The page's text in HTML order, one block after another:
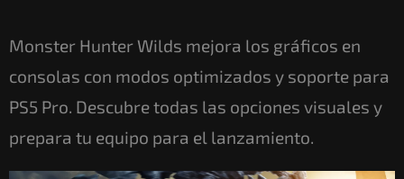
Monster Hunter Wilds mejora los gráficos en
consolas con modos optimizados y soporte para
PS5 Pro. Descubre todas las opciones visuales y
prepara tu equipo para el lanzamiento.